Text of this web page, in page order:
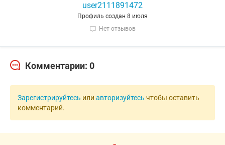
user2111891472
Профиль создан 8 июля
Нет отзывов
Комментарии: 0
Зарегистрируйтесь или авторизуйтесь чтобы оставить
комментарий.